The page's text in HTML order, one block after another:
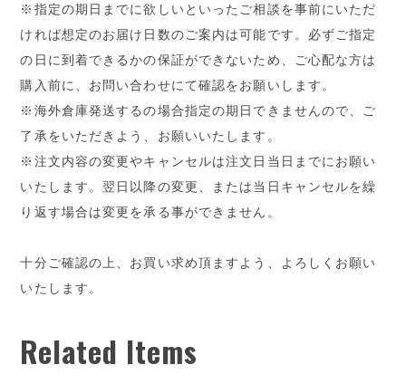
※指定の期日までに欲しいといったご相談を事前にいただ
ければ想定のお届け日数のご案内は可能です。必ずご指定
の日に到着できるかの保証ができないため、ご心配な方は
購入前に、お問い合わせにて確認をお願いします。
※海外倉庫発送するの場合指定の期日できませんので、ご
了承をいただきよう、お願いいたします。
※注文内容の変更やキャンセルは注文日当日までにお願い
いたします。翌日以降の変更、または当日キャンセルを繰
り返す場合は変更を承る事ができません。
十分ご確認の上、お買い求め頂ますよう、よろしくお願い
いたします。
Related Items